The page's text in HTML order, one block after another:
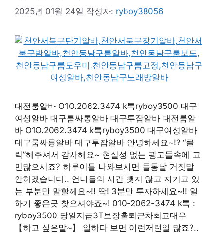
2025년 01월 24일 작성자: ryboy38056
대전룸알바 O1O.2062.3474 k톡ryboy3500 대구
여성알바 대구룸싸롱알바 대구투잡알바 대전룸알
바 O1O.2062.3474 k톡ryboy3500 대구여성알바
대구룸싸롱알바 대구투잡알바 안녕하세요~!? “클
릭”해주셔서 감사해요~ 현실성 없는 광고들속에 고
민많으시죠? 하루이틀 나와보시면 들통날 거짓말
안하겠습니다.. 언니들의 시간 뺏지 않고 지키고 있
는 부분만 말할께요~!! 딱! 3분만 투자하세요~!! 일
하기 좋은곳 찾으셔야죠~! 010-2062-3474 k톡 :
ryboy3500 당일지급3T보장출퇴근차최고대우
【하고 싶은말~】 일하다 보면 이런저런일 많죠?..